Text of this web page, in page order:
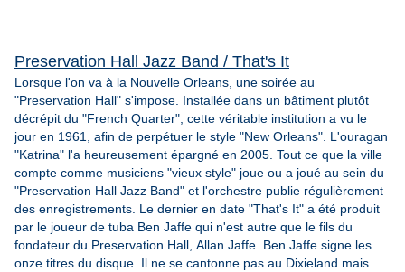
Preservation Hall Jazz Band / That's It
Lorsque l'on va à la Nouvelle Orleans, une soirée au
"Preservation Hall" s'impose. Installée dans un bâtiment plutôt
décrépit du "French Quarter", cette véritable institution a vu le
jour en 1961, afin de perpétuer le style "New Orleans". L'ouragan
"Katrina" l'a heureusement épargné en 2005. Tout ce que la ville
compte comme musiciens "vieux style" joue ou a joué au sein du
"Preservation Hall Jazz Band" et l'orchestre publie régulièrement
des enregistrements. Le dernier en date "That's It" a été produit
par le joueur de tuba Ben Jaffe qui n'est autre que le fils du
fondateur du Preservation Hall, Allan Jaffe. Ben Jaffe signe les
onze titres du disque. Il ne se cantonne pas au Dixieland mais